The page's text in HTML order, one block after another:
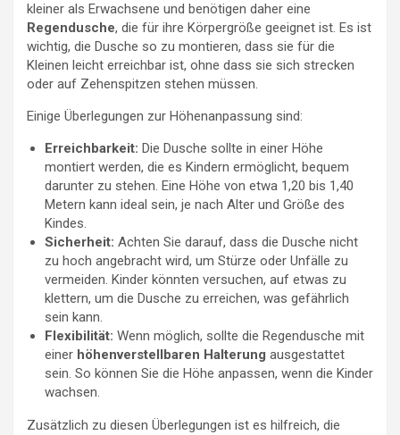
kleiner als Erwachsene und benötigen daher eine
Regendusche, die für ihre Körpergröße geeignet ist. Es ist
wichtig, die Dusche so zu montieren, dass sie für die
Kleinen leicht erreichbar ist, ohne dass sie sich strecken
oder auf Zehenspitzen stehen müssen.
Einige Überlegungen zur Höhenanpassung sind:
Erreichbarkeit: Die Dusche sollte in einer Höhe
montiert werden, die es Kindern ermöglicht, bequem
darunter zu stehen. Eine Höhe von etwa 1,20 bis 1,40
Metern kann ideal sein, je nach Alter und Größe des
Kindes.
Sicherheit: Achten Sie darauf, dass die Dusche nicht
zu hoch angebracht wird, um Stürze oder Unfälle zu
vermeiden. Kinder könnten versuchen, auf etwas zu
klettern, um die Dusche zu erreichen, was gefährlich
sein kann.
Flexibilität: Wenn möglich, sollte die Regendusche mit
einer höhenverstellbaren Halterung ausgestattet
sein. So können Sie die Höhe anpassen, wenn die Kinder
wachsen.
Zusätzlich zu diesen Überlegungen ist es hilfreich, die